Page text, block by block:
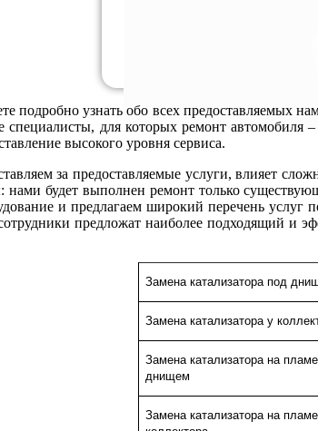
подробно узнать обо всех предоставляемых
специалисты, для которых ремонт
высокого уровня сервиса.
за предоставляемые услуги, влияет
нами будет выполнен ремонт только
и предлагаем широкий перечень услуг
предложат наиболее подходящий и
Замена катализатора под
Замена катализатора у
Замена катализатора на
днищем
Замена катализатора на